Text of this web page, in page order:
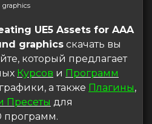
graphics
UE5 Assets for AAA
graphics скачать вы
который предлагает
Курсов и Программ
а также Плагины,
Пресеты для
программ.